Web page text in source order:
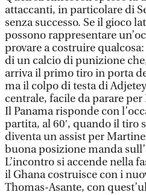
attaccanti, in particolare di
senza successo. Se il gioco
possono rappresentare
provare a costruire
di un calcio di punizione
arriva il primo tiro in porta
ma il colpo di testa di
centrale, facile da parare per
Il Panama risponde con
partita, al 60′, quando il tiro
diventa un assist per
buona posizione manda
L’incontro si accende nella
il Ghana costruisce con i
Thomas-Asante, con